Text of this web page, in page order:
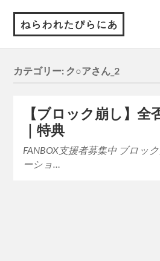
ねらわれたぴらにあ
カテゴリー: ク○アさん_2
【ブロック崩し】全
｜特典
FANBOX支援者募集中 ブロッ
ーショ…